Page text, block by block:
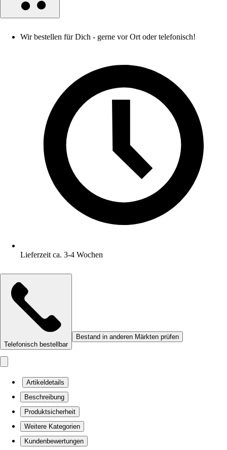
Wir bestellen für Dich - gerne vor Ort oder telefonisch!
Lieferzeit ca. 3-4 Wochen
Telefonisch bestellbar
Bestand in anderen Märkten prüfen
Artikeldetails
Beschreibung
Produktsicherheit
Weitere Kategorien
Kundenbewertungen